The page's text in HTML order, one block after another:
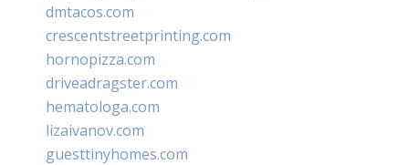
dmtacos.com
crescentstreetprinting.com
hornopizza.com
driveadragster.com
hematologa.com
lizaivanov.com
guesttinyhomes.com